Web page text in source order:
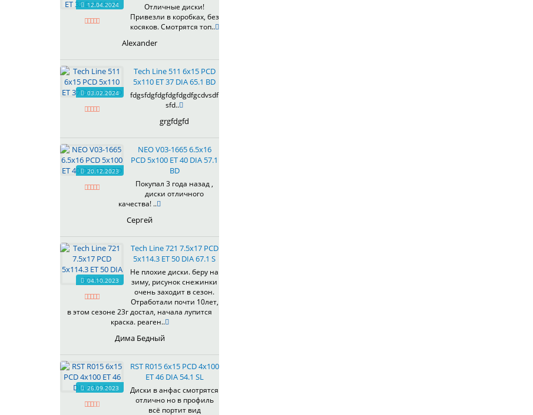
12.04.2024
Отличные диски!
Привезли в коробках, без
косяков. Смотрятся топ..
Alexander
03.02.2024
Tech Line 511 6x15 PCD
5x110 ET 37 DIA 65.1 BD
fdgsfdgfdgfdgfdgdfgcdvsdf
sfd..
grgfdgfd
20.12.2023
NEO V03-1665 6.5x16
PCD 5x100 ET 40 DIA 57.1
BD
Покупал 3 года назад ,
диски отличного
качества! ..
Сергей
04.10.2023
Tech Line 721 7.5x17 PCD
5x114.3 ET 50 DIA 67.1 S
Не плохие диски. беру на
зиму, рисунок снежинки
очень заходит в сезон.
Отработали почти 10лет,
в этом сезоне 23г достал, начала лупится
краска. реаген..
Дима Бедный
26.09.2023
RST R015 6x15 PCD 4x100
ET 46 DIA 54.1 SL
Диски в анфас смотрятся
отлично но в профиль
всё портит вид